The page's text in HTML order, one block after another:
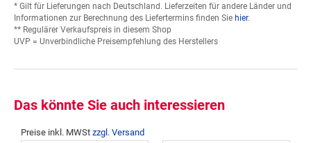
* Gilt für Lieferungen nach Deutschland. Lieferzeiten für andere Länder und
Informationen zur Berechnung des Liefertermins finden Sie hier.
** Regulärer Verkaufspreis in diesem Shop
UVP = Unverbindliche Preisempfehlung des Herstellers
Das könnte Sie auch interessieren
Preise inkl. MWSt zzgl. Versand